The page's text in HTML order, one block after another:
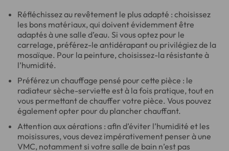
Réfléchissez au revêtement le plus adapté : choisissez
les bons matériaux, qui doivent évidemment être
adaptés à une salle d’eau. Si vous optez pour le
carrelage, préférez-le antidérapant ou privilégiez de la
mosaïque. Pour la peinture, choisissez-la résistante à
l’humidité.
Préférez un chauffage pensé pour cette pièce : le
radiateur sèche-serviette est à la fois pratique, tout en
vous permettant de chauffer votre pièce. Vous pouvez
également opter pour du plancher chauffant.
Attention aux aérations : afin d’éviter l’humidité et les
moisissures, vous devez impérativement penser à une
VMC, notamment si votre salle de bain n’est pas